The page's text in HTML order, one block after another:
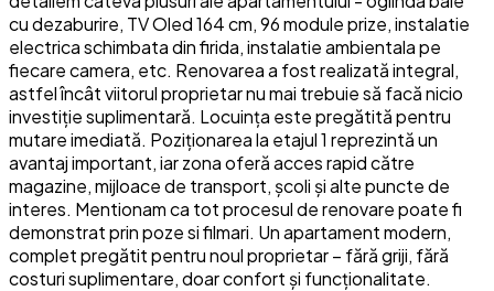
cu dezaburire, TV Oled 164 cm, 96 module prize, instalatie
electrica schimbata din firida, instalatie ambientala pe
fiecare camera, etc. Renovarea a fost realizată integral,
astfel încât viitorul proprietar nu mai trebuie să facă nicio
investiție suplimentară. Locuința este pregătită pentru
mutare imediată. Poziționarea la etajul 1 reprezintă un
avantaj important, iar zona oferă acces rapid către
magazine, mijloace de transport, școli și alte puncte de
interes. Mentionam ca tot procesul de renovare poate fi
demonstrat prin poze si filmari. Un apartament modern,
complet pregătit pentru noul proprietar – fără griji, fără
costuri suplimentare, doar confort și funcționalitate.